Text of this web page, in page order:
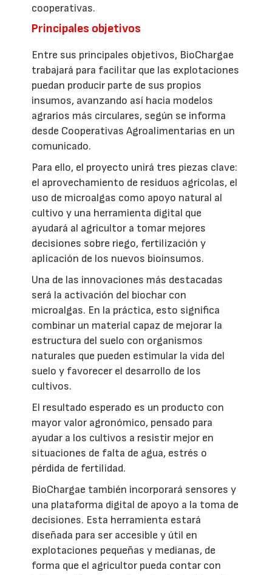
cooperativas.
Principales objetivos
Entre sus principales objetivos, BioChargae
trabajará para facilitar que las explotaciones
puedan producir parte de sus propios
insumos, avanzando así hacia modelos
agrarios más circulares, según se informa
desde Cooperativas Agroalimentarias en un
comunicado.
Para ello, el proyecto unirá tres piezas clave:
el aprovechamiento de residuos agrícolas, el
uso de microalgas como apoyo natural al
cultivo y una herramienta digital que
ayudará al agricultor a tomar mejores
decisiones sobre riego, fertilización y
aplicación de los nuevos bioinsumos.
Una de las innovaciones más destacadas
será la activación del biochar con
microalgas. En la práctica, esto significa
combinar un material capaz de mejorar la
estructura del suelo con organismos
naturales que pueden estimular la vida del
suelo y favorecer el desarrollo de los
cultivos.
El resultado esperado es un producto con
mayor valor agronómico, pensado para
ayudar a los cultivos a resistir mejor en
situaciones de falta de agua, estrés o
pérdida de fertilidad.
BioChargae también incorporará sensores y
una plataforma digital de apoyo a la toma de
decisiones. Esta herramienta estará
diseñada para ser accesible y útil en
explotaciones pequeñas y medianas, de
forma que el agricultor pueda contar con